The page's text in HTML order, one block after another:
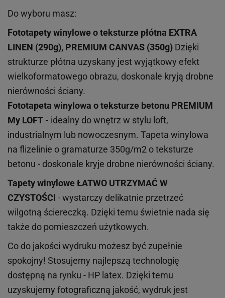
Do wyboru masz:
Fototapety winylowe oteksturze płótna EXTRA
LINEN (290g), PREMIUM CANVAS (350g) Dzięki
strukturze płótna uzyskany jest wyjątkowy efekt
wielkoformatowego obrazu, doskonale kryją drobne
nierówności ściany.
Fototapeta winylowa oteksturze betonu PREMIUM
My LOFT - idealny do wnętrz w stylu loft,
industrialnym lub nowoczesnym. Tapeta winylowa
na flizelinie o gramaturze 350g/m2 o teksturze
betonu - doskonale kryje drobne nierówności ściany.
Tapety winyloweŁATWO UTRZYMAĆ W
CZYSTOŚCI - wystarczy delikatnie przetrzeć
wilgotną ściereczką. Dzięki temu świetnie nada się
także do pomieszczeń użytkowych.
Co do jakości wydruku możesz być zupełnie
spokojny! Stosujemy najlepszą technologię
dostępną na rynku - HP latex. Dzięki temu
uzyskujemy fotograficzną jakość, wydruk jest